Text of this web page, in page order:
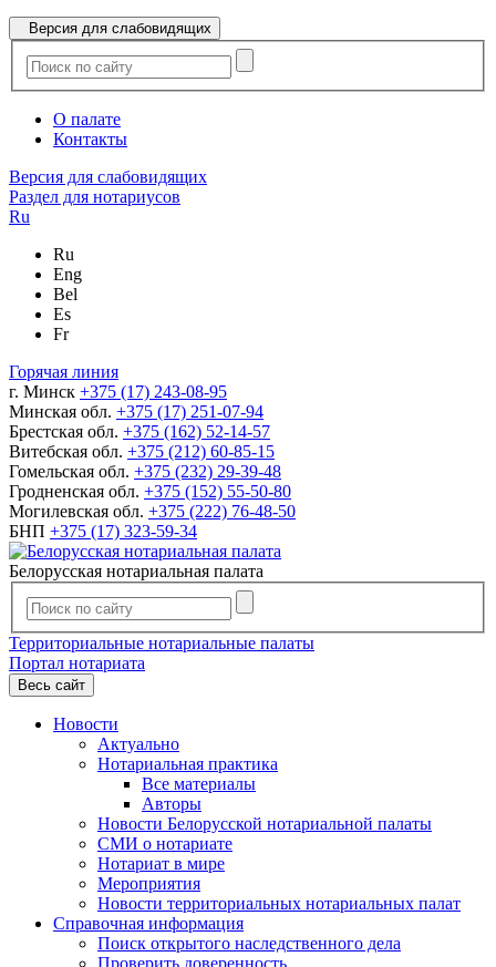
Версия для слабовидящих
О палате
Контакты
Версия для слабовидящих
Раздел для нотариусов
Ru
Ru
Eng
Bel
Es
Fr
Горячая линия
г. Минск +375 (17) 243-08-95
Минская обл. +375 (17) 251-07-94
Брестская обл. +375 (162) 52-14-57
Витебская обл. +375 (212) 60-85-15
Гомельская обл. +375 (232) 29-39-48
Гродненская обл. +375 (152) 55-50-80
Могилевская обл. +375 (222) 76-48-50
БНП +375 (17) 323-59-34
Белорусская нотариальная палата
Территориальные нотариальные палаты
Портал нотариата
Весь сайт
Новости
Актуально
Нотариальная практика
Все материалы
Авторы
Новости Белорусской нотариальной палаты
СМИ о нотариате
Нотариат в мире
Мероприятия
Новости территориальных нотариальных палат
Справочная информация
Поиск открытого наследственного дела
Проверить доверенность